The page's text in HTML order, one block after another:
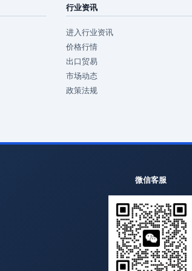
行业资讯
进入行业资讯
价格行情
出口贸易
市场动态
政策法规
微信客服